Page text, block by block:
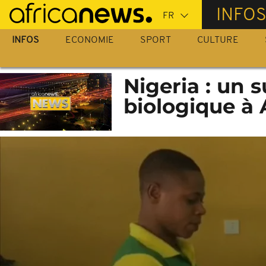
Passer
au
contenu
INFOS
INFOS ECONOMIE SPORT CULTURE
Nigeria : un
biologique à